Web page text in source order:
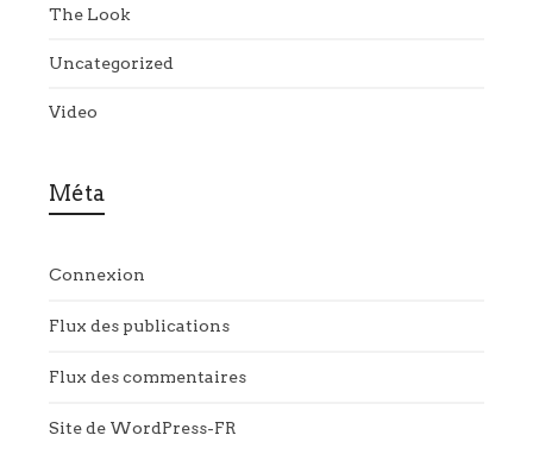
The Look
Uncategorized
Video
Méta
Connexion
Flux des publications
Flux des commentaires
Site de WordPress-FR